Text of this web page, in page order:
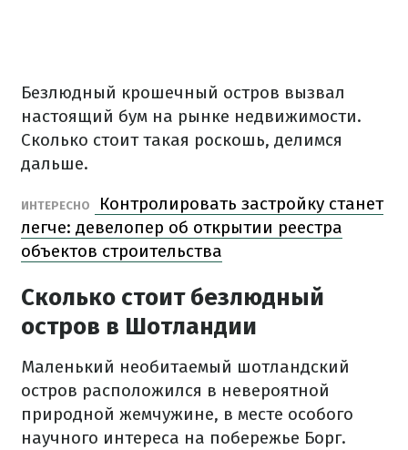
Безлюдный крошечный остров вызвал
настоящий бум на рынке недвижимости.
Сколько стоит такая роскошь, делимся
дальше.
ИНТЕРЕСНО
Контролировать застройку станет
легче: девелопер об открытии реестра
объектов строительства
Сколько стоит безлюдный
остров в Шотландии
Маленький необитаемый шотландский
остров расположился в невероятной
природной жемчужине, в месте особого
научного интереса на побережье Борг.